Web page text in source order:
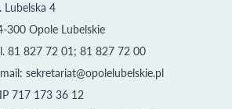
Lubelska 4
300 Opole Lubelskie
81 827 72 01; 81 827 72 00
sekretariat@opolelubelskie.pl
717 173 36 12